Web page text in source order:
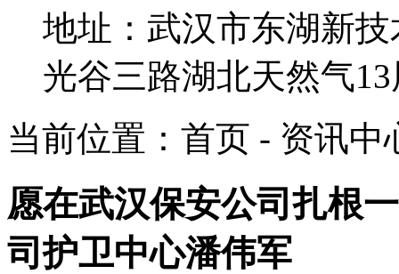
地址：武汉市东湖新
光谷三路湖北天然气13
当前位置：首页 - 资讯
愿在武汉保安公司扎根
司护卫中心潘伟军